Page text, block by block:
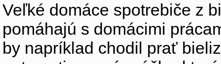
Veľké domáce spotrebiče z
pomáhajú s domácimi
by napríklad chodil prať